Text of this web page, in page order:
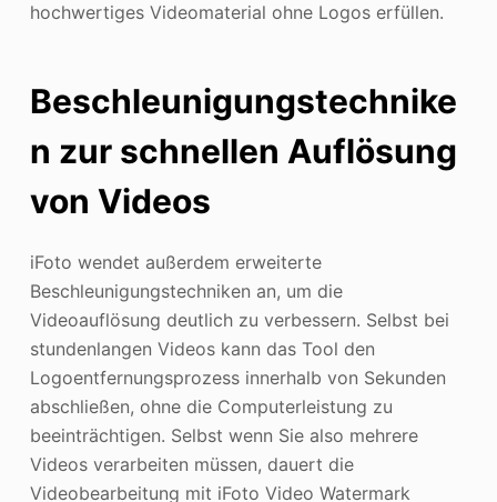
hochwertiges Videomaterial ohne Logos erfüllen.
Beschleunigungstechnike
n zur schnellen Auflösung
von Videos
iFoto wendet außerdem erweiterte
Beschleunigungstechniken an, um die
Videoauflösung deutlich zu verbessern. Selbst bei
stundenlangen Videos kann das Tool den
Logoentfernungsprozess innerhalb von Sekunden
abschließen, ohne die Computerleistung zu
beeinträchtigen. Selbst wenn Sie also mehrere
Videos verarbeiten müssen, dauert die
Videobearbeitung mit iFoto Video Watermark